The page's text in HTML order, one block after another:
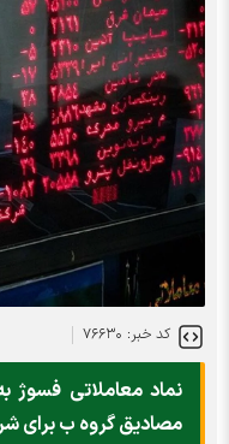
کد خبر: ۷۶۶۳۰
نماد معاملاتی فسوژ
مصادیق گروه ب برای